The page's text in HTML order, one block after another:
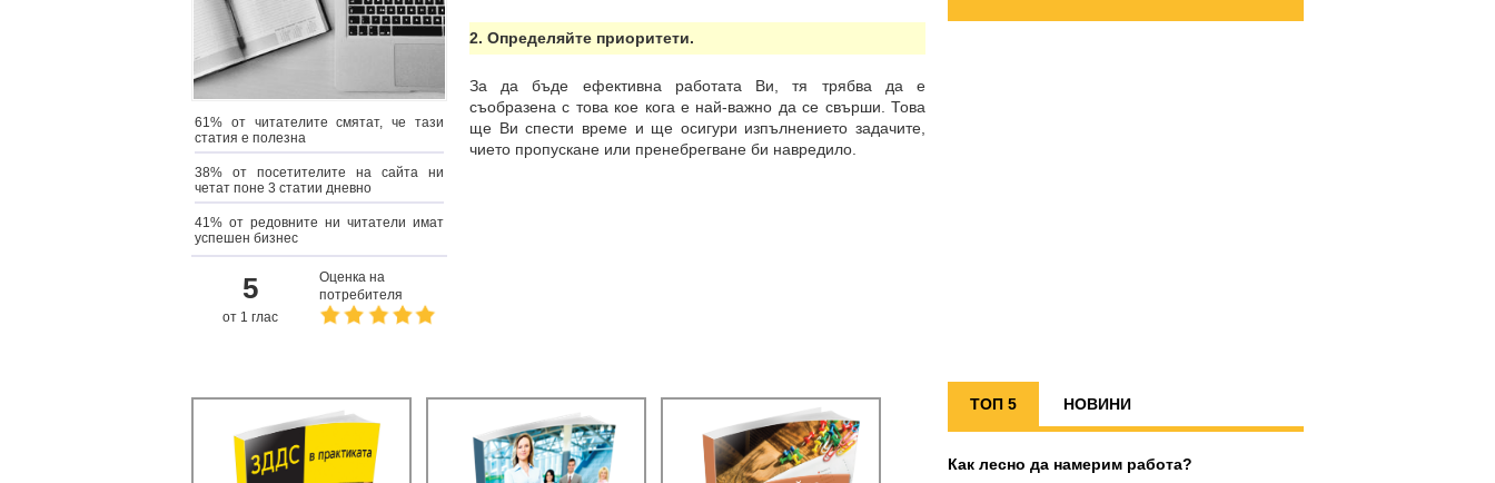
61% от читателите смятат, че тази
статия е полезна
38% от посетителите на сайта ни
четат поне 3 статии дневно
41% от редовните ни читатели имат
успешен бизнес
5
от 1 глас
Оценка на
потребителя
2. Определяйте приоритети.
За да бъде ефективна работата Ви, тя трябва да е
съобразена с това кое кога е най-важно да се свърши. Това
ще Ви спести време и ще осигури изпълнението задачите,
чието пропускане или пренебрегване би навредило.
ТОП 5 НОВИНИ
Как лесно да намерим работа?